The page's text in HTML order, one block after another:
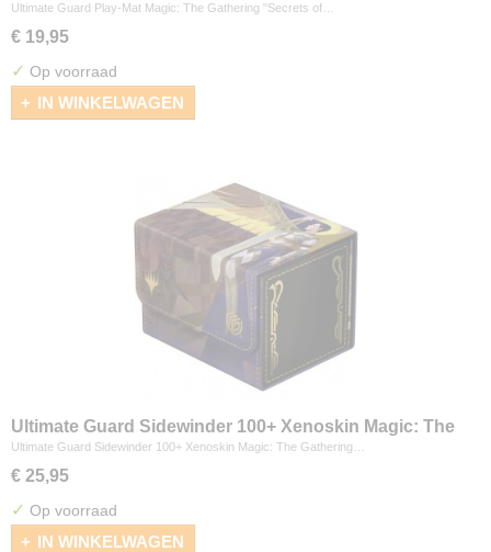
"Secrets of Strixhaven" - Quandrix
Ultimate Guard Play-Mat Magic: The Gathering "Secrets of…
€ 19,95
✓ Op voorraad
IN WINKELWAGEN
Ultimate Guard Sidewinder 100+ Xenoskin Magic: The
Gathering "Secrets of Strixhaven" - Akroma's Will
Ultimate Guard Sidewinder 100+ Xenoskin Magic: The Gathering…
€ 25,95
✓ Op voorraad
IN WINKELWAGEN